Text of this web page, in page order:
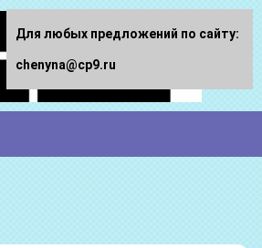
Для любых предложений по сайту:
chenyna@cp9.ru